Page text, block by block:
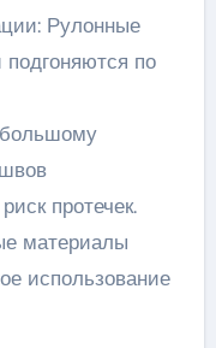
Рулонные
подгоняются по
протечек.
материалы
использование